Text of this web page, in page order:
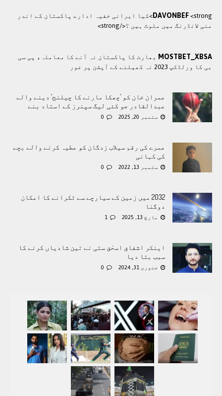
DAVONBEF <strong>کيا ایرانی خفيہ ادارے پاکستان کے اندر
منی لانڈرنگ ميں ملوث ہيں ؟</strong>
MOSTBET_XBSA بھارت کا پاکستان نہ آنے کا معاملہ، پی سی
بی کا ورلڈکپ 2023 نہ کھیلنے کے آپشن پر غور
عمران خان کو ’چھکا مارنے کا چیلنج‘ دینے والے
عبدالقادر جو کئی لیگ سپنرز کے استاد بنے
ستمبر 20, 2025 0
عمرے کی رقم سیلاب زدگان کو عطیہ کرنے والے بچے
کی کہانی
ستمبر 13, 2022 0
2032 میں زمین کے سیارچے سے ٹکرانے کا امکان
دوگنا
مارچ 13, 2025 1
اینکر اشفاق اسحٰق ستی نے تین شادیاں کرنے کا
سبب بتا دیا
جنوری 31, 2024 0